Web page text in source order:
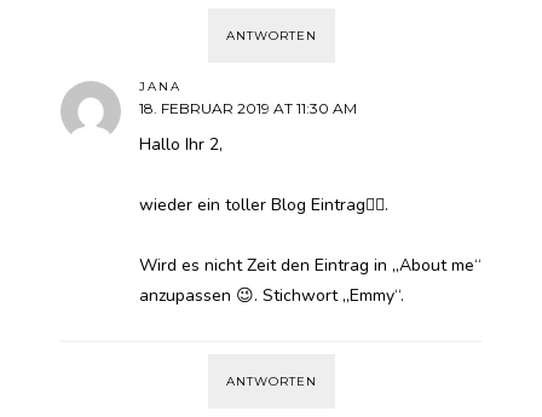
ANTWORTEN
JANA
18. FEBRUAR 2019 AT 11:30 AM
Hallo Ihr 2,
wieder ein toller Blog Eintrag👍🏻.
Wird es nicht Zeit den Eintrag in „About me“
anzupassen 😉. Stichwort „Emmy“.
ANTWORTEN